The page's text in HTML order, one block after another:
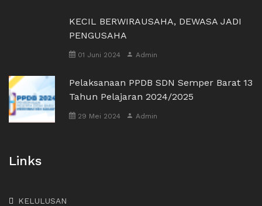
KECIL BERWIRAUSAHA, DEWASA JADI
PENGUSAHA
01 Juni 2024 Admin
Pelaksanaan PPDB SDN Semper Barat 13
Tahun Pelajaran 2024/2025
29 Mei 2024 Admin
Links
KELULUSAN